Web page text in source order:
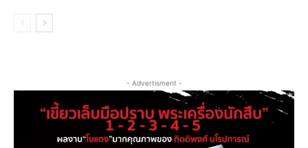
- Advertisment -